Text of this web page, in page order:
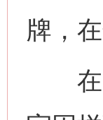
牌，
在2